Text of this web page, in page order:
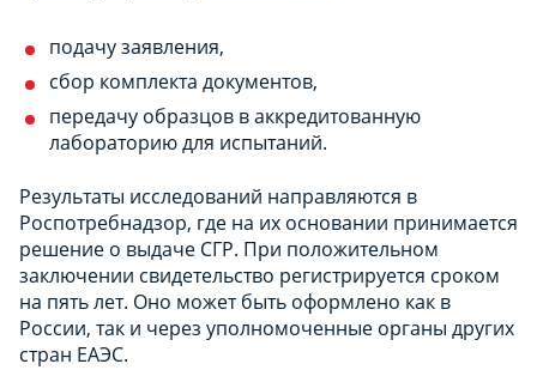
подачу заявления,
сбор комплекта документов,
передачу образцов в аккредитованную
лабораторию для испытаний.
Результаты исследований направляются в
Роспотребнадзор, где на их основании принимается
решение о выдаче СГР. При положительном
заключении свидетельство регистрируется сроком
на пять лет. Оно может быть оформлено как в
России, так и через уполномоченные органы других
стран ЕАЭС.